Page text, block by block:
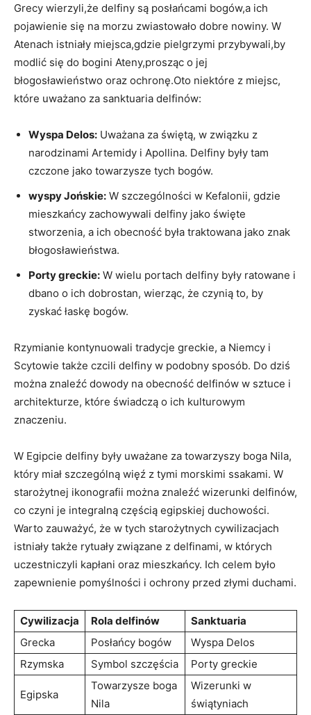
Grecy wierzyli,że delfiny są posłańcami bogów,a ich
pojawienie się na morzu zwiastowało dobre nowiny. W
Atenach istniały miejsca,gdzie pielgrzymi przybywali,by
modlić się do bogini Ateny,prosząc o jej
błogosławieństwo oraz ochronę.Oto niektóre z miejsc,
które uważano za sanktuaria delfinów:
Wyspa Delos: Uważana za świętą, w związku z
narodzinami Artemidy i Apollina. Delfiny były tam
czczone jako towarzysze tych bogów.
wyspy Jońskie: W szczególności w Kefalonii, gdzie
mieszkańcy zachowywali delfiny jako święte
stworzenia, a ich obecność była traktowana jako znak
błogosławieństwa.
Porty greckie: W wielu portach delfiny były ratowane i
dbano o ich dobrostan, wierząc, że czynią to, by
zyskać łaskę bogów.
Rzymianie kontynuowali tradycje greckie, a Niemcy i
Scytowie także czcili delfiny w podobny sposób. Do dziś
można znaleźć dowody na obecność delfinów w sztuce i
architekturze, które świadczą o ich kulturowym
znaczeniu.
W Egipcie delfiny były uważane za towarzyszy boga Nila,
który miał szczególną więź z tymi morskimi ssakami. W
starożytnej ikonografii można znaleźć wizerunki delfinów,
co czyni je integralną częścią egipskiej duchowości.
Warto zauważyć, że w tych starożytnych cywilizacjach
istniały także rytuały związane z delfinami, w których
uczestniczyli kapłani oraz mieszkańcy. Ich celem było
zapewnienie pomyślności i ochrony przed złymi duchami.
Cywilizacja Rola delfinów
Sanktuaria
Grecka
Posłańcy bogów
Wyspa Delos
Rzymska
Symbol szczęścia Porty greckie
Egipska
Towarzysze boga
Nila
Wizerunki w
świątyniach